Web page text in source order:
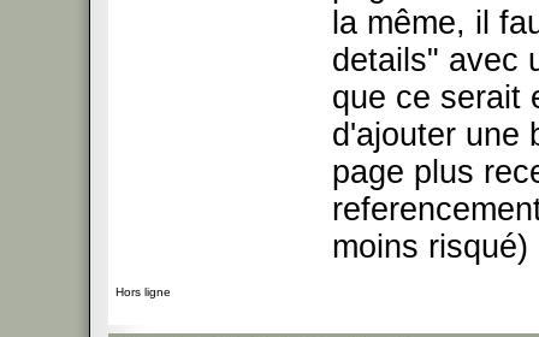
la même, il
details" avec
que ce serait
d'ajouter une
page plus
moins risqué)
Hors ligne